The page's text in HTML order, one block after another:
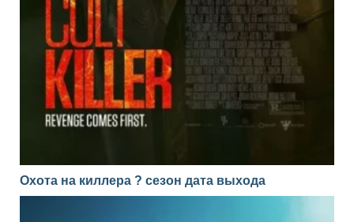
Охота на киллера ? сезон дата выхода